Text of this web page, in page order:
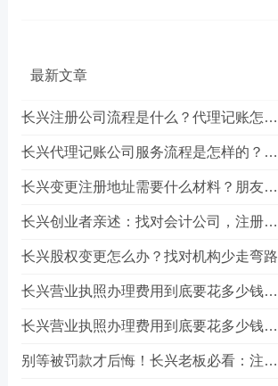
最新文章
长兴注册公司流程是什么？代理记账怎么选？
长兴代理记账公司服务流程是怎样的？朋友的真实经历告诉你答案
长兴变更注册地址需要什么材料？朋友的一次真实办理经历
长兴创业者亲述：找对会计公司，注册公司少走三年弯路
长兴股权变更怎么办？找对机构少走弯路
长兴营业执照办理费用到底要花多少钱？真实经历告诉你答案
长兴营业执照办理费用到底要花多少钱？真实经历告诉你答案
别等被罚款才后悔！长兴老板必看：注册公司到底该选哪条路？